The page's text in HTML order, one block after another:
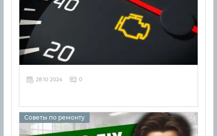
28 10 2024 0
Советы по ремонту